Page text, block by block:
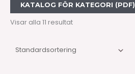
KATALOG FÖR KATEGORI (PDF)
Visar alla 11 resultat